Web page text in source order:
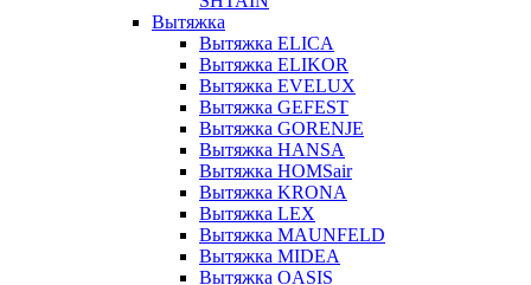
Вытяжка
Вытяжка ELICA
Вытяжка ELIKOR
Вытяжка EVELUX
Вытяжка GEFEST
Вытяжка GORENJE
Вытяжка HANSA
Вытяжка HOMSair
Вытяжка KRONA
Вытяжка LEX
Вытяжка MAUNFELD
Вытяжка MIDEA
Вытяжка OASIS